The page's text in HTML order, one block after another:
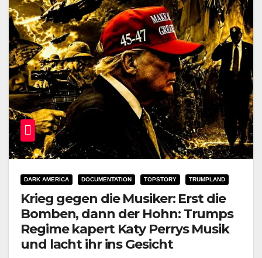
DARK AMERICA DOCUMENTATION TOPSTORY TRUMPLAND
Krieg gegen die Musiker: Erst die
Bomben, dann der Hohn: Trumps
Regime kapert Katy Perrys Musik
und lacht ihr ins Gesicht